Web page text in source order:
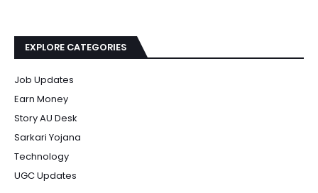
EXPLORE CATEGORIES
Job Updates
Earn Money
Story AU Desk
Sarkari Yojana
Technology
UGC Updates